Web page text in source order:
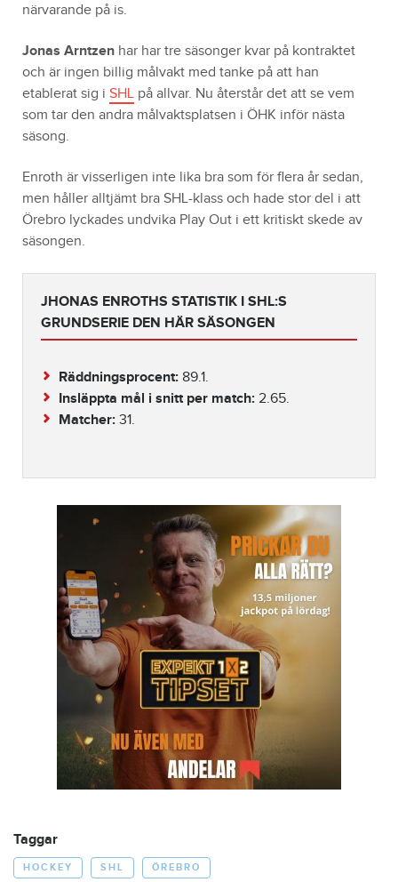
närvarande på is.
Jonas Arntzen har har tre säsonger kvar på kontraktet
och är ingen billig målvakt med tanke på att han
etablerat sig i SHL på allvar. Nu återstår det att se vem
som tar den andra målvaktsplatsen i ÖHK inför nästa
säsong.
Enroth är visserligen inte lika bra som för flera år sedan,
men håller alltjämt bra SHL-klass och hade stor del i att
Örebro lyckades undvika Play Out i ett kritiskt skede av
säsongen.
JHONAS ENROTHS STATISTIK I SHL:S
GRUNDSERIE DEN HÄR SÄSONGEN
Räddningsprocent: 89.1.
Insläppta mål i snitt per match: 2.65.
Matcher: 31.
Taggar
HOCKEY SHL ÖREBRO